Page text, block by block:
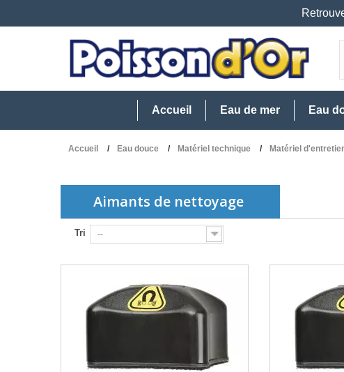
Accueil Eau de mer Eau
Accueil Eau douce Matériel technique Matériel
Aimants de nettoyage
Tri --